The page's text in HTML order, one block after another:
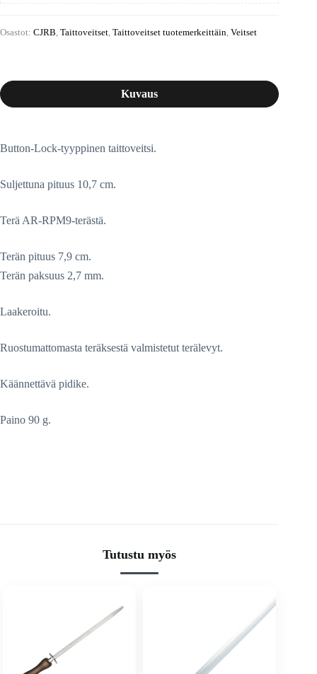
Osastot: CJRB, Taittoveitset, Taittoveitset tuotemerkeittäin, Veitset
Kuvaus
Button-Lock-tyyppinen taittoveitsi.
Suljettuna pituus 10,7 cm.
Terä AR-RPM9-terästä.
Terän pituus 7,9 cm.
Terän paksuus 2,7 mm.
Laakeroitu.
Ruostumattomasta teräksestä valmistetut terälevyt.
Käännettävä pidike.
Paino 90 g.
Tutustu myös